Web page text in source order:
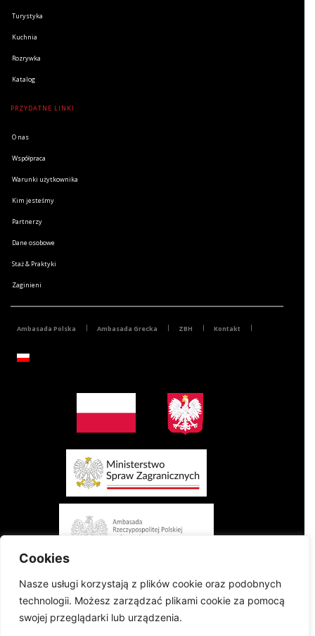
Cookies
Nasze usługi korzystają z plików cookie oraz podobnych
technologii. Możesz zarządzać plikami cookie za pomocą
swojej przeglądarki lub urządzenia.
Turystyka
Kuchnia
Rozrywka
Katalog
PRZYDATNE LINKI
O nas
Współpraca
Warunki użytkownika
Kim jesteśmy
Partnerzy
Dane osobowe
Staż & Praktyki
Zaginieni
Ambasada Polska Ambasada Grecka ZBH Kontakt